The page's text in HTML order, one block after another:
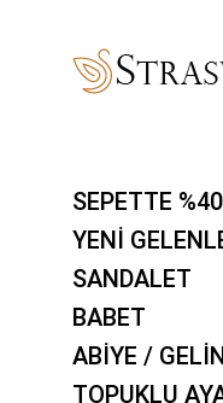
SEPETTE
YENİ
SANDALET
BABET
ABİYE /
TOPUKLU